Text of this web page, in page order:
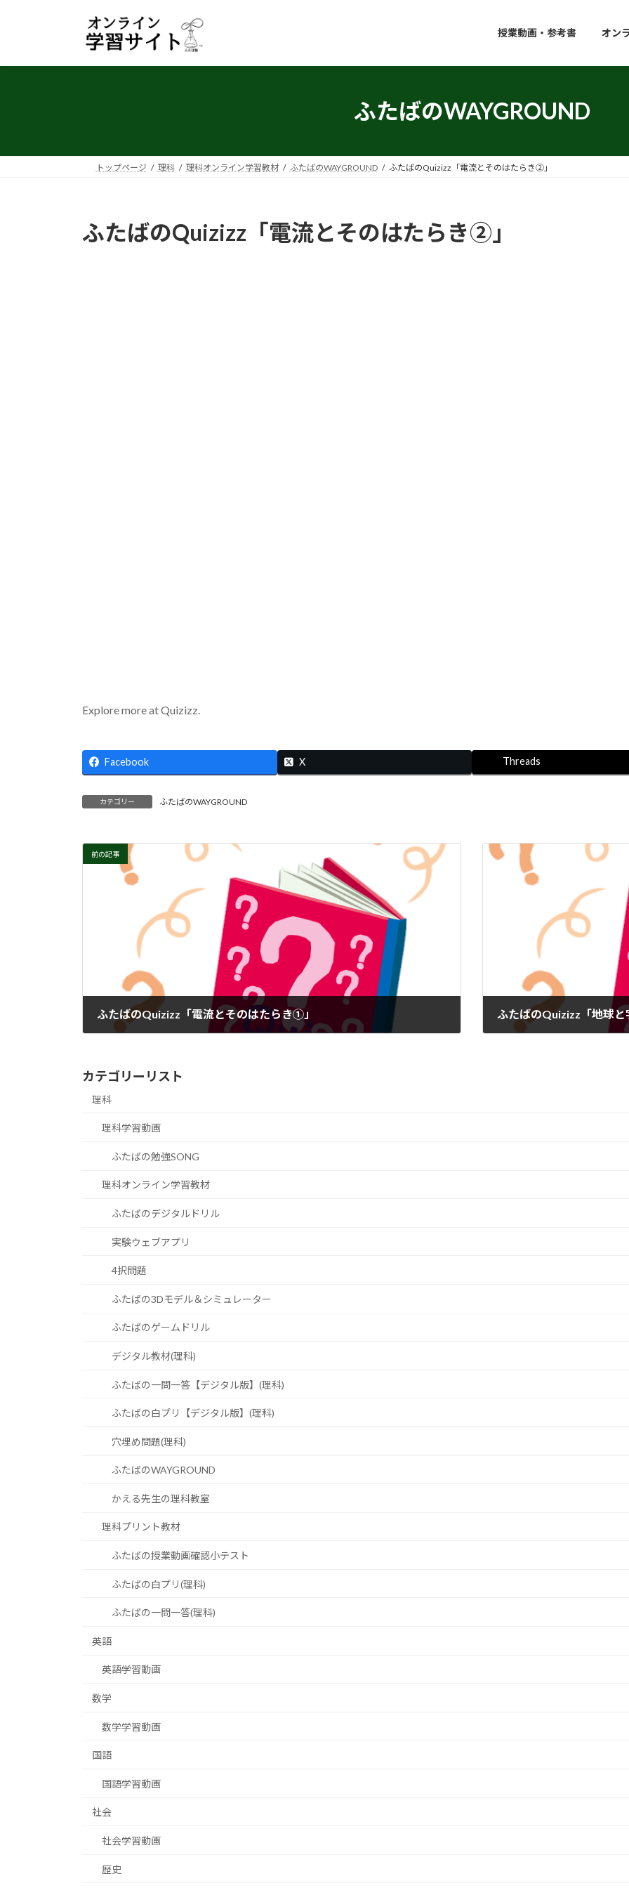
プ
動
授業動画・参考書 オン
ふたばのWAYGROUND
トップページ 理科 理科オンライン学習教材 ふたばのWAYGROUND ふたばのQuizizz「電流とそのはたらき②」
ふたばのQuizizz「電流とそのはたらき②」
Explore more at Quizizz.
Facebook X Threads
カテゴリー ふたばのWAYGROUND
前の記事
ふたばのQuizizz「電流とそのはたらき①」 ふたばのQuizizz「地球と
カテゴリーリスト
理科
理科学習動画
ふたばの勉強SONG
理科オンライン学習教材
ふたばのデジタルドリル
実験ウェブアプリ
4択問題
ふたばの3Dモデル＆シミュレーター
ふたばのゲームドリル
デジタル教材(理科)
ふたばの一問一答【デジタル版】(理科)
ふたばの白プリ【デジタル版】(理科)
穴埋め問題(理科)
ふたばのWAYGROUND
かえる先生の理科教室
理科プリント教材
ふたばの授業動画確認小テスト
ふたばの白プリ(理科)
ふたばの一問一答(理科)
英語
英語学習動画
数学
数学学習動画
国語
国語学習動画
社会
社会学習動画
歴史